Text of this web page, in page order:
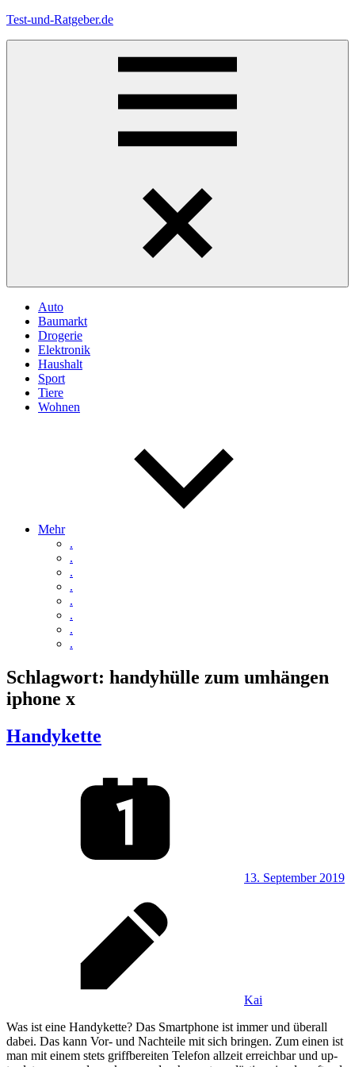
Zum
Test-und-Ratgeber.de
Auto
Baumarkt
Drogerie
Elektronik
Haushalt
Sport
Tiere
Wohnen
Mehr
.
.
.
.
.
.
.
.
Schlagwort: handyhülle zum umhängen
iphone x
Handykette
13. September 2019
Kai
Was ist eine Handykette? Das Smartphone ist immer und überall
dabei. Das kann Vor- und Nachteile mit sich bringen. Zum einen ist
man mit einem stets griffbereiten Telefon allzeit erreichbar und up-